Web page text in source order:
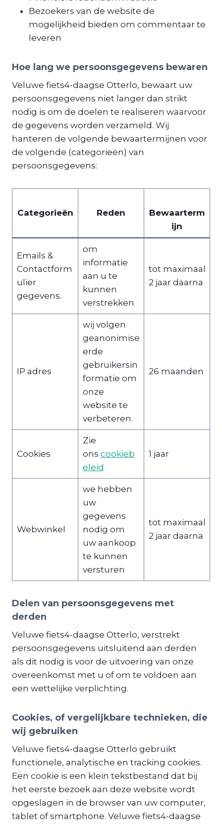
Bezoekers van de website de
mogelijkheid bieden om commentaar te
leveren
​Hoe lang we persoonsgegevens bewaren
​Veluwe fiets4-daagse Otterlo, bewaart uw
persoonsgegevens niet langer dan strikt
nodig is om de doelen te realiseren waarvoor
de gegevens worden verzameld. Wij
hanteren de volgende bewaartermijnen voor
de volgende (categorieën) van
persoonsgegevens:
​​Categorieën ​​Reden
Bewaarterm
ijn
Emails &
Contactform
ulier
gegevens.
​om
informatie ​
aan u te
kunnen
verstrekken
​​​​tot maximaal
2 jaar daarna
​IP adres
​​wij volgen
geanonimise
erde
gebruikersin
formatie om
onze
website te
verbeteren.
​26 maanden
​​Cookies
​​Zie
ons cookieb
eleid
​​1 jaar
​​Webwinkel
​we hebben
uw ​
gegevens
nodig om
uw​ aankoop
te kunnen
ver​sturen
​​​​tot maximaal
2 jaar daarna
​​​​Delen van persoonsgegevens met
derden
Veluwe fiets4-daagse Otterlo, verstrekt
persoonsgegevens uitsluitend aan derden
als dit nodig is voor de uitvoering van onze
overeenkomst met u of om te voldoen aan
een wettelijke verplichting.
Cookies, of vergelijkbare technieken, die
wij gebruiken
Veluwe fiets4-daagse Otterlo gebruikt
functionele, analytische en tracking cookies.
Een cookie is een klein tekstbestand dat bij
het eerste bezoek aan deze website wordt
opgeslagen in de browser van uw computer,
tablet of smartphone. Veluwe fiets4-daagse